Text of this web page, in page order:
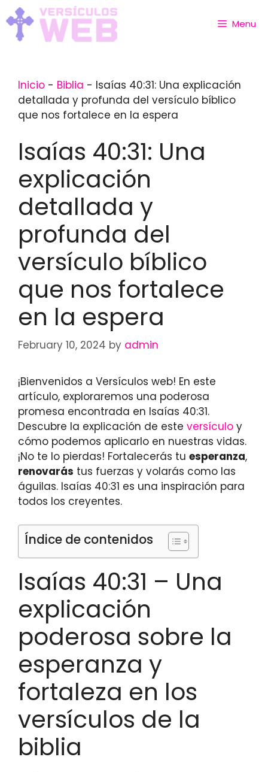
Skip
to
content
Menu
Inicio - Biblia - Isaías 40:31: Una explicación
detallada y profunda del versículo bíblico
que nos fortalece en la espera
Isaías 40:31: Una
explicación
detallada y
profunda del
versículo bíblico
que nos fortalece
en la espera
February 10, 2024 by admin
¡Bienvenidos a Versículos web! En este
artículo, exploraremos una poderosa
promesa encontrada en Isaías 40:31.
Descubre la explicación de este versículo y
cómo podemos aplicarlo en nuestras vidas.
¡No te lo pierdas! Fortalecerás tu esperanza,
renovarás tus fuerzas y volarás como las
águilas. Isaías 40:31 es una inspiración para
todos los creyentes.
Índice de contenidos
Isaías 40:31 – Una
explicación
poderosa sobre la
esperanza y
fortaleza en los
versículos de la
biblia